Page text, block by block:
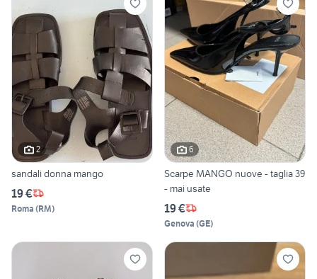
2
sandali donna mango
19 €
Roma (RM)
6
Scarpe MANGO nuove - taglia 39
- mai usate
19 €
Genova (GE)